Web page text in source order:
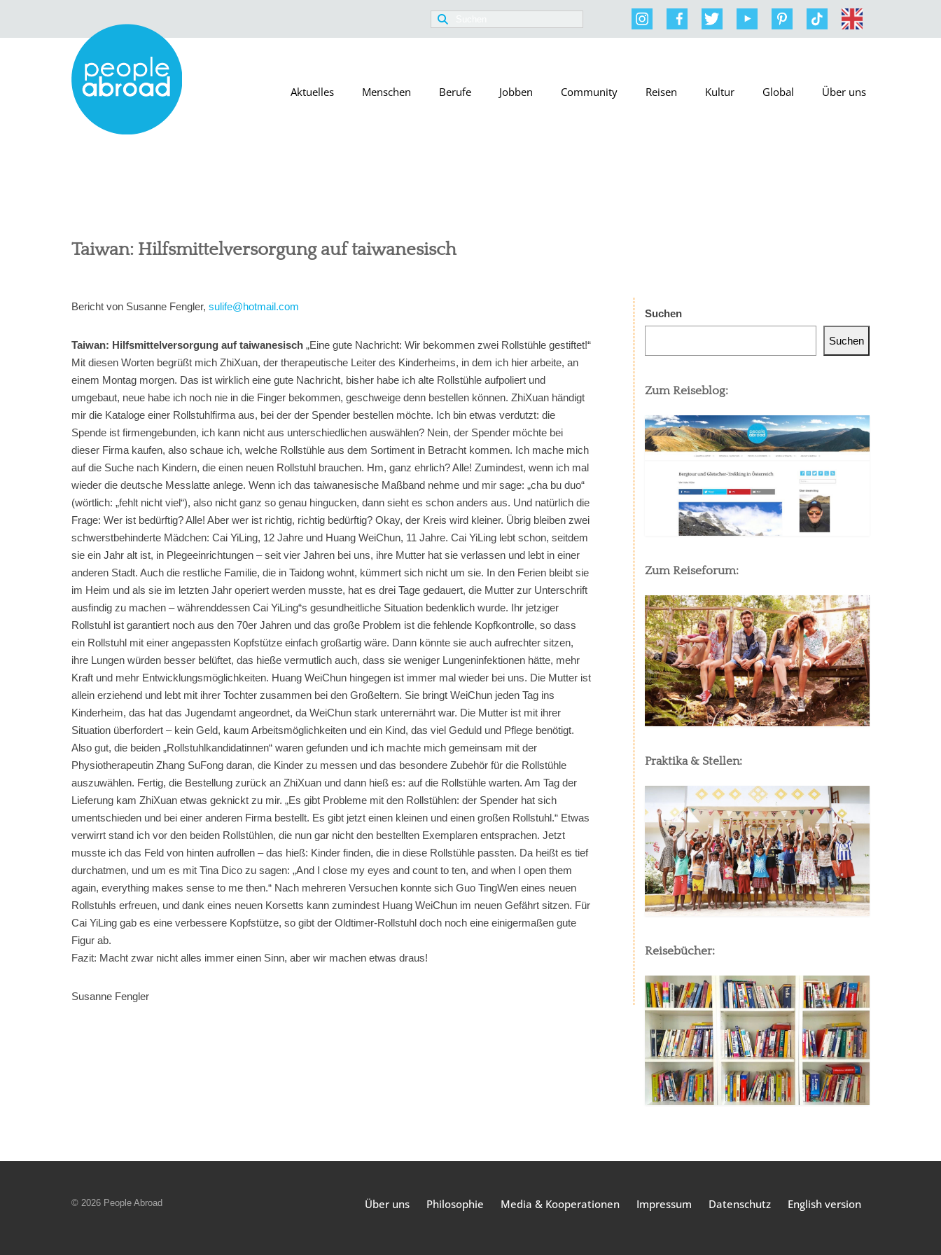
Suchen
nach:
Aktuelles Menschen Berufe Jobben Community Reisen Kultur Global Über uns
Taiwan: Hilfsmittelversorgung auf taiwanesisch
Bericht von Susanne Fengler, sulife@hotmail.com
Taiwan: Hilfsmittelversorgung auf taiwanesisch „Eine gute Nachricht: Wir bekommen zwei Rollstühle gestiftet!“
Mit diesen Worten begrüßt mich ZhiXuan, der therapeutische Leiter des Kinderheims, in dem ich hier arbeite, an
einem Montag morgen. Das ist wirklich eine gute Nachricht, bisher habe ich alte Rollstühle aufpoliert und
umgebaut, neue habe ich noch nie in die Finger bekommen, geschweige denn bestellen können. ZhiXuan händigt
mir die Kataloge einer Rollstuhlfirma aus, bei der der Spender bestellen möchte. Ich bin etwas verdutzt: die
Spende ist firmengebunden, ich kann nicht aus unterschiedlichen auswählen? Nein, der Spender möchte bei
dieser Firma kaufen, also schaue ich, welche Rollstühle aus dem Sortiment in Betracht kommen. Ich mache mich
auf die Suche nach Kindern, die einen neuen Rollstuhl brauchen. Hm, ganz ehrlich? Alle! Zumindest, wenn ich mal
wieder die deutsche Messlatte anlege. Wenn ich das taiwanesische Maßband nehme und mir sage: „cha bu duo“
(wörtlich: „fehlt nicht viel“), also nicht ganz so genau hingucken, dann sieht es schon anders aus. Und natürlich die
Frage: Wer ist bedürftig? Alle! Aber wer ist richtig, richtig bedürftig? Okay, der Kreis wird kleiner. Übrig bleiben zwei
schwerstbehinderte Mädchen: Cai YiLing, 12 Jahre und Huang WeiChun, 11 Jahre. Cai YiLing lebt schon, seitdem
sie ein Jahr alt ist, in Plegeeinrichtungen – seit vier Jahren bei uns, ihre Mutter hat sie verlassen und lebt in einer
anderen Stadt. Auch die restliche Familie, die in Taidong wohnt, kümmert sich nicht um sie. In den Ferien bleibt sie
im Heim und als sie im letzten Jahr operiert werden musste, hat es drei Tage gedauert, die Mutter zur Unterschrift
ausfindig zu machen – währenddessen Cai YiLing“s gesundheitliche Situation bedenklich wurde. Ihr jetziger
Rollstuhl ist garantiert noch aus den 70er Jahren und das große Problem ist die fehlende Kopfkontrolle, so dass
ein Rollstuhl mit einer angepassten Kopfstütze einfach großartig wäre. Dann könnte sie auch aufrechter sitzen,
ihre Lungen würden besser belüftet, das hieße vermutlich auch, dass sie weniger Lungeninfektionen hätte, mehr
Kraft und mehr Entwicklungsmöglichkeiten. Huang WeiChun hingegen ist immer mal wieder bei uns. Die Mutter ist
allein erziehend und lebt mit ihrer Tochter zusammen bei den Großeltern. Sie bringt WeiChun jeden Tag ins
Kinderheim, das hat das Jugendamt angeordnet, da WeiChun stark unterernährt war. Die Mutter ist mit ihrer
Situation überfordert – kein Geld, kaum Arbeitsmöglichkeiten und ein Kind, das viel Geduld und Pflege benötigt.
Also gut, die beiden „Rollstuhlkandidatinnen“ waren gefunden und ich machte mich gemeinsam mit der
Physiotherapeutin Zhang SuFong daran, die Kinder zu messen und das besondere Zubehör für die Rollstühle
auszuwählen. Fertig, die Bestellung zurück an ZhiXuan und dann hieß es: auf die Rollstühle warten. Am Tag der
Lieferung kam ZhiXuan etwas geknickt zu mir. „Es gibt Probleme mit den Rollstühlen: der Spender hat sich
umentschieden und bei einer anderen Firma bestellt. Es gibt jetzt einen kleinen und einen großen Rollstuhl.“ Etwas
verwirrt stand ich vor den beiden Rollstühlen, die nun gar nicht den bestellten Exemplaren entsprachen. Jetzt
musste ich das Feld von hinten aufrollen – das hieß: Kinder finden, die in diese Rollstühle passten. Da heißt es tief
durchatmen, und um es mit Tina Dico zu sagen: „And I close my eyes and count to ten, and when I open them
again, everything makes sense to me then.“ Nach mehreren Versuchen konnte sich Guo TingWen eines neuen
Rollstuhls erfreuen, und dank eines neuen Korsetts kann zumindest Huang WeiChun im neuen Gefährt sitzen. Für
Cai YiLing gab es eine verbessere Kopfstütze, so gibt der Oldtimer-Rollstuhl doch noch eine einigermaßen gute
Figur ab.
Fazit: Macht zwar nicht alles immer einen Sinn, aber wir machen etwas draus!
Susanne Fengler
Suchen
Suchen
Zum Reiseblog:
Zum Reiseforum:
Praktika & Stellen:
Reisebücher:
Über uns Philosophie Media & Kooperationen Impressum Datenschutz English version
© 2026 People Abroad